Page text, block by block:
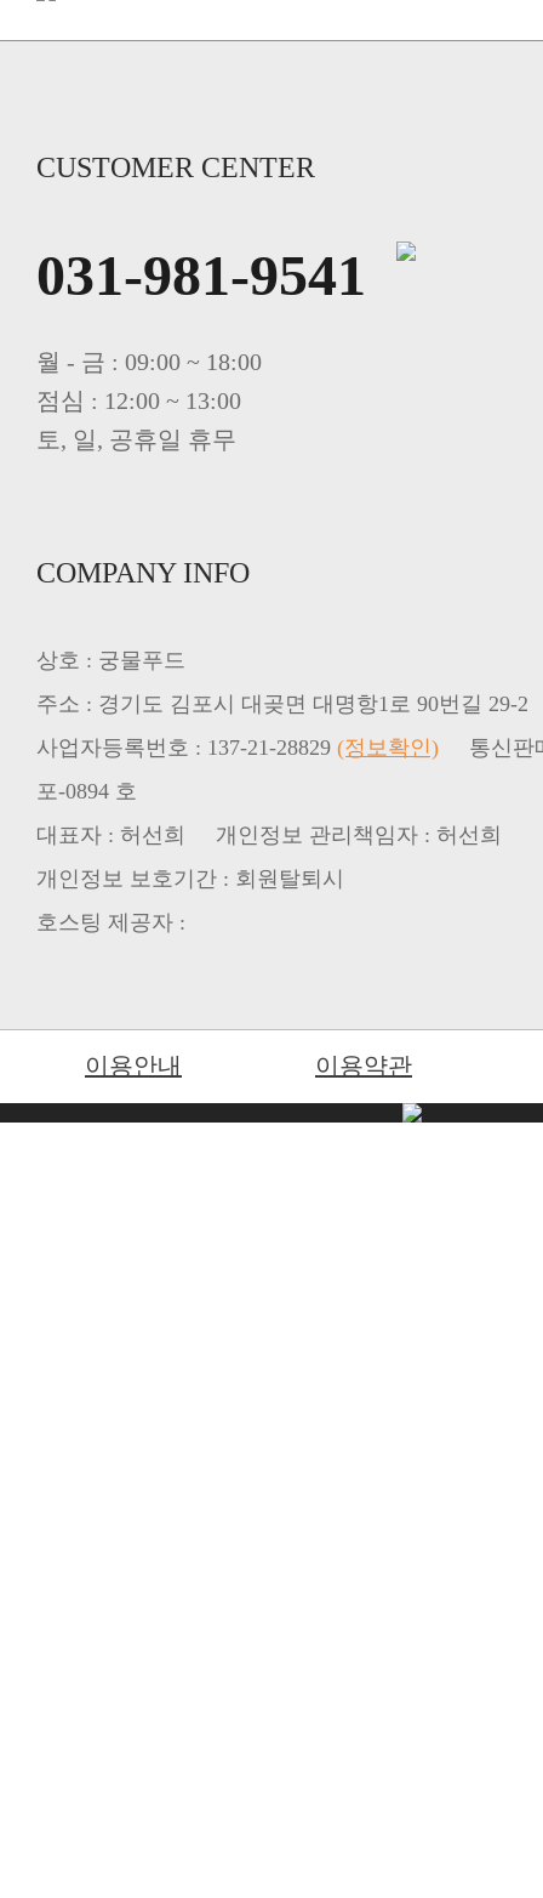
CUSTOMER CENTER
031-981-9541
월 - 금 : 09:00 ~ 18:00
점심 : 12:00 ~ 13:00
토, 일, 공휴일 휴무
COMPANY INFO
상호 : 궁물푸드
주소 : 경기도 김포시 대곶면 대명항1로 90번길 29-2
사업자등록번호 : 137-21-28829 (정보확인) 통신판
포-0894 호
대표자 : 허선희 개인정보 관리책임자 : 허선희
개인정보 보호기간 : 회원탈퇴시
호스팅 제공자 :
이용안내 이용약관